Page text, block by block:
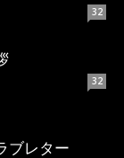
32
32
ブレター